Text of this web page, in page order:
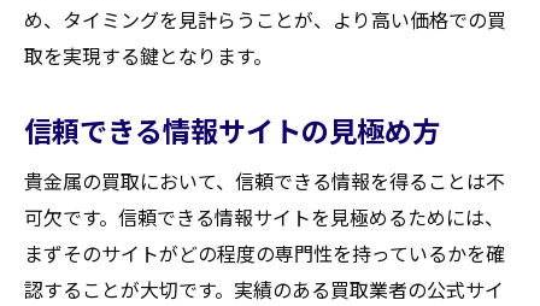
め、タイミングを見計らうことが、より高い価格での買
取を実現する鍵となります。
信頼できる情報サイトの見極め方
貴金属の買取において、信頼できる情報を得ることは不
可欠です。信頼できる情報サイトを見極めるためには、
まずそのサイトがどの程度の専門性を持っているかを確
認することが大切です。実績のある買取業者の公式サイ